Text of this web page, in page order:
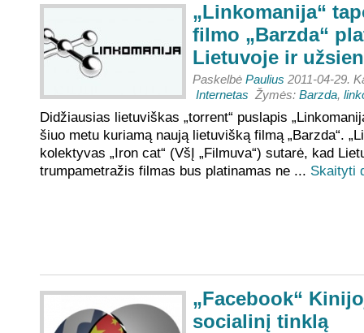
„Linkomanija“
filmo „Barzda“
Lietuvoje ir
Paskelbė Paulius 2011-04-29.
Internetas Žymės: Barzda,
Didžiausias lietuviškas „torrent“ puslapis
šiuo metu kuriamą naują lietuvišką filmą „Barzda“.
kolektyvas „Iron cat“ (VšĮ „Filmuva“) sutarė, kad
trumpametražis filmas bus platinamas ne ... Skaityti
„Facebook“
socialinį tinklą